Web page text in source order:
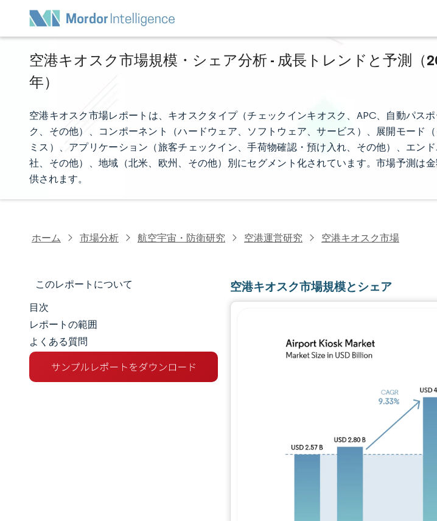
空港キオスク市場規模・シェア分析 - 成長トレンドと予測（
年）
空港キオスク市場レポートは、キオスクタイプ（チェックインキオスク、APC、自動パス
ク、その他）、コンポーネント（ハードウェア、ソフトウェア、サービス）、展開モード
ミス）、アプリケーション（旅客チェックイン、手荷物確認・預け入れ、その他）、エン
社、その他）、地域（北米、欧州、その他）別にセグメント化されています。市場予測は
供されます。
ホーム 市場分析 航空宇宙・防衛研究 空港運営研究 空港キオスク市場
このレポートについて
市場規模とシェア
市場分析
トレンドとインサイト
目次
レポートの範囲
よくある質問
空港キオスク市場規模とシェア
画像 © Mordor